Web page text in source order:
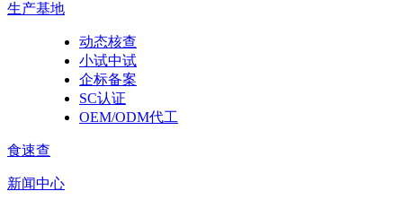
生产基地
动态核查
小试中试
企标备案
SC认证
OEM/ODM代工
食速查
新闻中心